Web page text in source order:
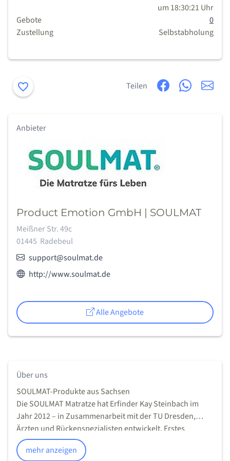
um 18:30:21 Uhr
Gebote
0
Zustellung
Selbstabholung
Merken Teilen
Anbieter
Product Emotion GmbH | SOULMAT
Adresse:
Meißner Str. 49c
01445 Radebeul
E-Mail:support@soulmat.de
Webseite des Anbieters:
http://www.soulmat.de
Alle Angebote
Über uns
SOULMAT-Produkte aus Sachsen
Die SOULMAT Matratze hat Erfinder Kay Steinbach im
Jahr 2012 – in Zusammenarbeit mit der TU Dresden,
Ärzten und Rückenspezialisten entwickelt. Erstes
Aufsehen hatte die SOULMAT (Soul = Seele, Mat =
Matratze) durch einen MDR Beitrag bei der Erfinder
mehr anzeigen